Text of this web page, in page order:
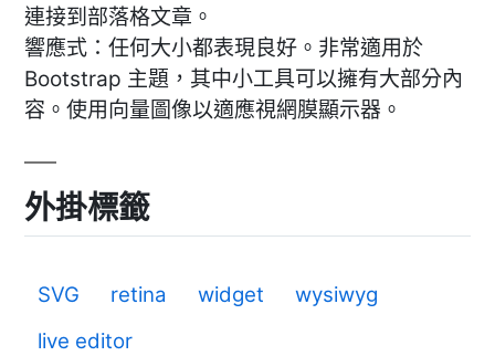
連接到部落格文章。
響應式：任何大小都表現良好。非常適用於
Bootstrap 主題，其中小工具可以擁有大部分內
容。使用向量圖像以適應視網膜顯示器。
外掛標籤
SVG retina widget
wysiwyg
live editor